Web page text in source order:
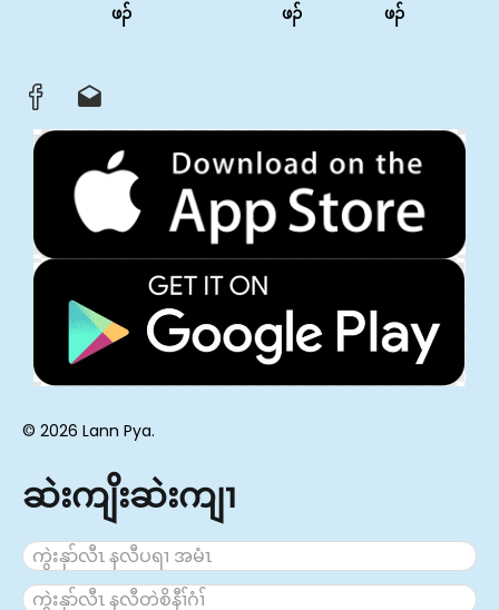
ဖၣ်
ဖၣ်
ဖၣ်
© 2026 Lann Pya.
ဆဲးကျိးဆဲးကျၢ